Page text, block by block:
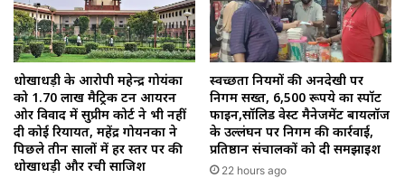
धोखाधड़ी के आरोपी महेन्द्र गोयंका
को 1.70 लाख मैट्रिक टन आयरन
ओर विवाद में सुप्रीम कोर्ट ने भी नहीं
दी कोई रियायत, महेंद्र गोयनका ने
पिछले तीन सालों में हर स्तर पर की
धोखाधड़ी और रची साजिश
स्वच्छता नियमों की अनदेखी पर
निगम सख्त, 6,500 रूपये का स्पॉट
फाइन,सॉलिड वेस्ट मैनेजमेंट बायलॉज
के उल्लंघन पर निगम की कार्रवाई,
प्रतिष्ठान संचालकों को दी समझाइश
22 hours ago